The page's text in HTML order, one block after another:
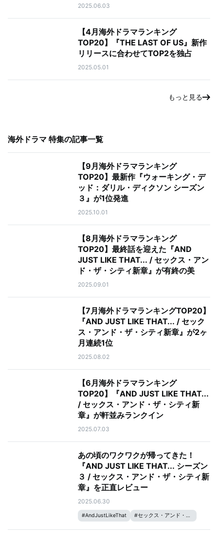
2025.06.03
【4月海外ドラマランキング
TOP20】『THE LAST OF US』新作
リリースに合わせてTOP2を独占
2025.05.01
もっと見る
海外ドラマ 特集の記事一覧
【9月海外ドラマランキング
TOP20】最新作『ウォーキング・デ
ッド：ダリル・ディクソン シーズン
３』が1位発進
2025.10.01
【8月海外ドラマランキング
TOP20】最終話を迎えた『AND
JUST LIKE THAT... / セックス・アン
ド・ザ・シティ新章』が有終の美
2025.09.01
【7月海外ドラマランキングTOP20】
『AND JUST LIKE THAT... / セック
ス・アンド・ザ・シティ新章』が2ヶ
月連続1位
2025.08.02
【6月海外ドラマランキング
TOP20】『AND JUST LIKE THAT...
/ セックス・アンド・ザ・シティ新
章』が軒並みランクイン
2025.07.03
あの頃のワクワクが帰ってきた！
『AND JUST LIKE THAT... シーズン
３ / セックス・アンド・ザ・シティ新
章』を正直レビュー
2025.06.30
#AndJustLikeThat #セックス・アンド・ザ・シティ